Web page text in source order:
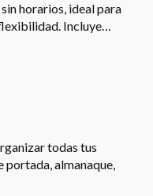
horarios, ideal para
Incluye…
todas tus
almanaque,